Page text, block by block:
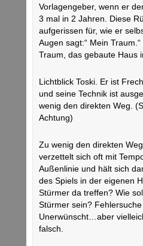
Vorlagengeber, wenn er
3 mal in 2 Jahren. Diese
aufgerissen für, wie er
Augen sagt:“ Mein
Traum, das gebaute Haus
Lichtblick Toski. Er ist
und seine Technik ist
wenig den direkten Weg.
Achtung)
Zu wenig den direkten
verzettelt sich oft mit
Außenlinie und hält sich
des Spiels in der eigenen
Stürmer da treffen? Wie
Stürmer sein?
Unerwünscht…aber
falsch.